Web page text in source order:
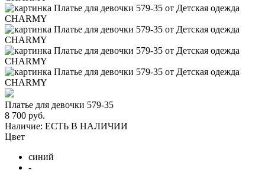
Платье для девочки 579-35
8 700 руб.
Наличие: ЕСТЬ В НАЛИЧИИ
Цвет
синий
-